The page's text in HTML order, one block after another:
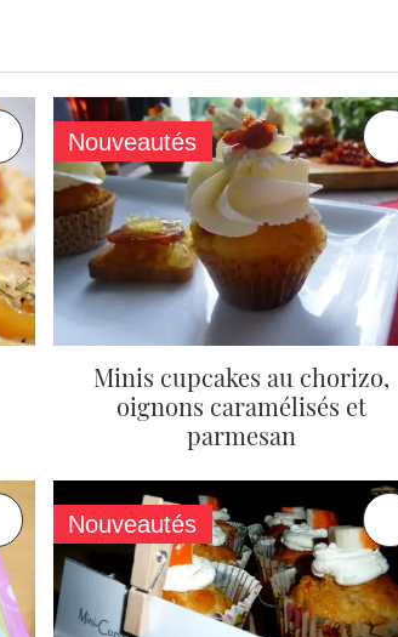
Nouveautés
Minis cupcakes au chorizo,
oignons caramélisés et
parmesan
Nouveautés